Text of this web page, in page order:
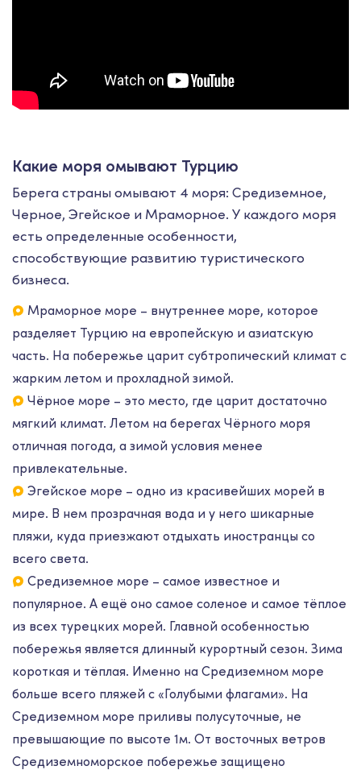
Какие моря омывают Турцию
Берега страны омывают 4 моря: Средиземное,
Черное, Эгейское и Мраморное. У каждого моря
есть определенные особенности,
способствующие развитию туристического
бизнеса.
Мраморное море – внутреннее море, которое
разделяет Турцию на европейскую и азиатскую
часть. На побережье царит субтропический климат с
жарким летом и прохладной зимой.
Чёрное море – это место, где царит достаточно
мягкий климат. Летом на берегах Чёрного моря
отличная погода, а зимой условия менее
привлекательные.
Эгейское море – одно из красивейших морей в
мире. В нем прозрачная вода и у него шикарные
пляжи, куда приезжают отдыхать иностранцы со
всего света.
Средиземное море – самое известное и
популярное. А ещё оно самое соленое и самое тёплое
из всех турецких морей. Главной особенностью
побережья является длинный курортный сезон. Зима
короткая и тёплая. Именно на Средиземном море
больше всего пляжей с «Голубыми флагами». На
Средиземном море приливы полусуточные, не
превышающие по высоте 1м. От восточных ветров
Средиземноморское побережье защищено